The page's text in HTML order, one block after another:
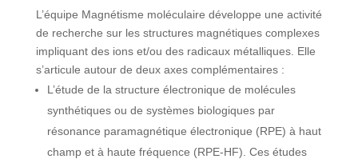
L’équipe Magnétisme moléculaire développe une activité
de recherche sur les structures magnétiques complexes
impliquant des ions et/ou des radicaux métalliques. Elle
s’articule autour de deux axes complémentaires :
L’étude de la structure électronique de molécules
synthétiques ou de systèmes biologiques par
résonance paramagnétique électronique (RPE) à haut
champ et à haute fréquence (RPE-HF). Ces études